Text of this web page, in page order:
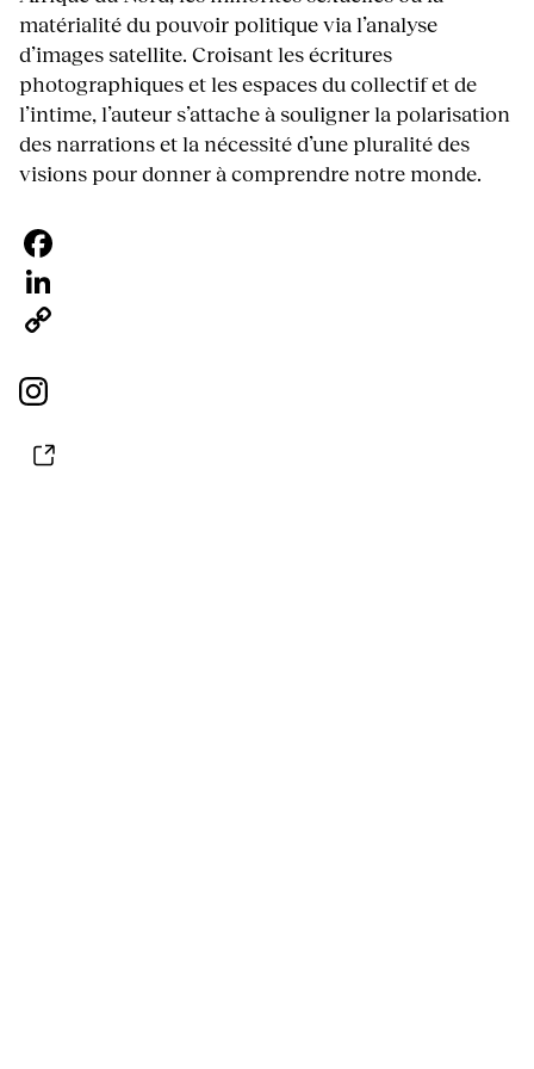
matérialité du pouvoir politique via l’analyse
d’images satellite. Croisant les écritures
photographiques et les espaces du collectif et de
l’intime, l’auteur s’attache à souligner la polarisation
des narrations et la nécessité d’une pluralité des
visions pour donner à comprendre notre monde.
Facebook
LinkedIn
Link